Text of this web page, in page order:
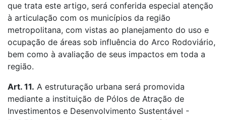
que trata este artigo, será conferida especial atenção
à articulação com os municípios da região
metropolitana, com vistas ao planejamento do uso e
ocupação de áreas sob influência do Arco Rodoviário,
bem como à avaliação de seus impactos em toda a
região.
Art. 11. A estruturação urbana será promovida
mediante a instituição de Pólos de Atração de
Investimentos e Desenvolvimento Sustentável -